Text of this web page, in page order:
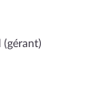
(gérant)